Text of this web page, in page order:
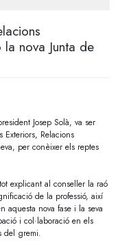
nova Junta de
Josep Solà, va ser
Exteriors, Relacions
per conèixer els reptes
explicant al conseller la raó
de la professió, així
aquesta nova fase i la seva
i col·laboració en els
del gremi.